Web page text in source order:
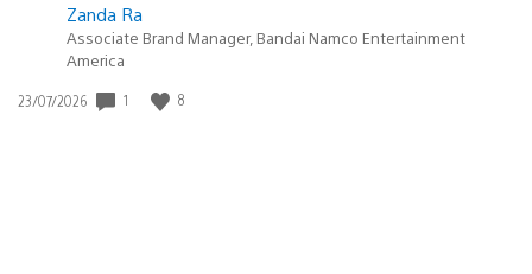
Zanda Ra
Associate Brand Manager, Bandai Namco Entertainment
America
Fecha
23/07/2026 1 8